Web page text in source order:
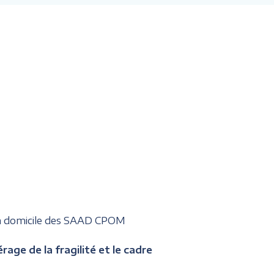
des SAAD CPOM
de la fragilité et le cadre